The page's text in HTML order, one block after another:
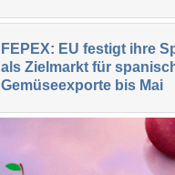
FEPEX: EU festigt ihre
als Zielmarkt für
Gemüseexporte bis Mai